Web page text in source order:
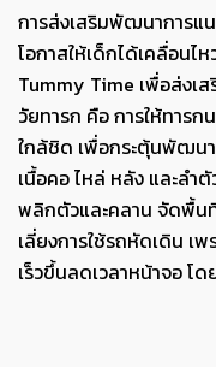
การส่งเสริมพัฒนาการแ
โอกาสให้เด็กได้เคลื่อนไ
Tummy Time เพื่อส่ง
วัยทารก คือ การให้ทาร
ใกล้ชิด เพื่อกระตุ้นพัฒน
เนื้อคอ ไหล่ หลัง และลำ
พลิกตัวและคลาน จัดพื้น
เลี่ยงการใช้รถหัดเดิน เพ
เร็วขึ้นลดเวลาหน้าจอ โ